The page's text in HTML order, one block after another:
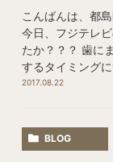
こんばんは、都
今日、フジテレ
たか？？？ 歯に
するタイミング
2017.08.22
BLOG